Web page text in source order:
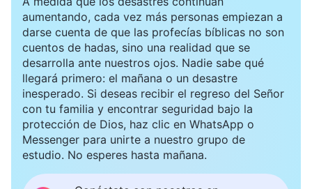
artículos de testimonios vivenciales cuando
tuviera tiempo, pero pensé: “La entrada en la
vida es algo que solo la gente de buen calibre
puede lograr. Siendo el mío tan escaso, ¿qué más
puedo hacer aparte de esforzarme un poco?
Olvídalo. Dado que Dios ha ordenado que mi
calibre sea escaso, me limitaré a someterme y a
esforzarme un poco dentro de la iglesia”. En
aumentando, cada vez más personas empiezan a
darse cuenta de que las profecías bíblicas no son
cuentos de hadas, sino una realidad que se
desarrolla ante nuestros ojos. Nadie sabe qué
llegará primero: el mañana o un desastre
inesperado. Si deseas recibir el regreso del Señor
con tu familia y encontrar seguridad bajo la
protección de Dios, haz clic en WhatsApp o
Messenger para unirte a nuestro grupo de
estudio. No esperes hasta mañana.